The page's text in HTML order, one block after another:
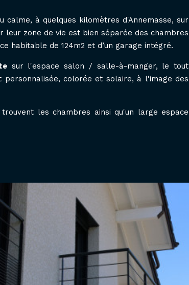
à quelques kilomètres d'Annemasse, sur
leur zone de vie est bien séparée des chambres
habitable de 124m2 et d’un garage intégré.
sur l'espace salon / salle-à-manger, le tout
colorée et solaire, à l'image des
les chambres ainsi qu'un large espace